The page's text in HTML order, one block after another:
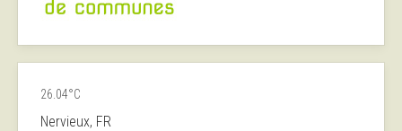
26.04°C
Nervieux, FR